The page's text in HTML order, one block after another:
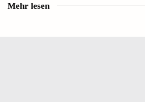
Mehr lesen